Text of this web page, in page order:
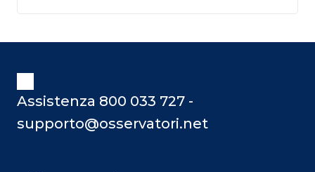
Assistenza 800 033 727 -
supporto@osservatori.net